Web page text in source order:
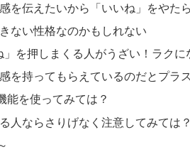
を伝えたいから「いいね」をやた
ない性格なのかもしれない
」を押しまくる人がうざい！ラク
を持ってもらえているのだとプラ
能を使ってみては？
人ならさりげなく注意してみては？